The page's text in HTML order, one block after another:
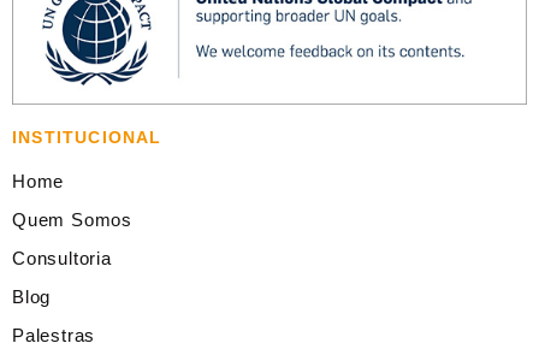
INSTITUCIONAL
Home
Quem Somos
Consultoria
Blog
Palestras